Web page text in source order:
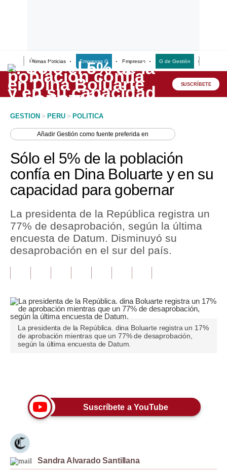
Últimas Noticias Empresas G Empresas G de Gestión
Lo último
Peru Quiosco
Economía
Mercados
Política
Tu Dinero
Finanzas Personales
Plus G
Opinión
Editorial
Tendencias
Viajes
Moda
SUSCRÍBETE
GESTION > PERU > POLITICA
AñadirGestión como fuente preferida en
Sólo el 5% de la población
confía en Dina Boluarte y en su
capacidad para gobernar
La presidenta de la República registra un
77% de desaprobación, según la última
encuesta de Datum. Disminuyó su
desaprobación en el sur del país.
La presidenta de la República. dina Boluarte registra un 17%
de aprobación mientras que un 77% de desaprobación,
según la última encuesta de Datum.
Suscríbete a YouTube
Sandra Alvarado Santillana